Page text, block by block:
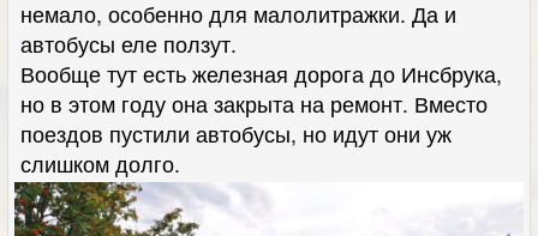
немало, особенно для малолитражки. Да и
автобусы еле ползут.
Вообще тут есть железная дорога до Инсбрука,
но в этом году она закрыта на ремонт. Вместо
поездов пустили автобусы, но идут они уж
слишком долго.